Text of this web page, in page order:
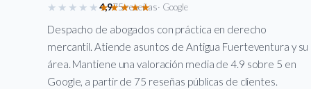
★★★★★★★★★★
4,975 reseñas· Google
Despacho de abogados con práctica en derecho
mercantil. Atiende asuntos de Antigua Fuerteventura y su
área. Mantiene una valoración media de 4.9 sobre 5 en
Google, a partir de 75 reseñas públicas de clientes.